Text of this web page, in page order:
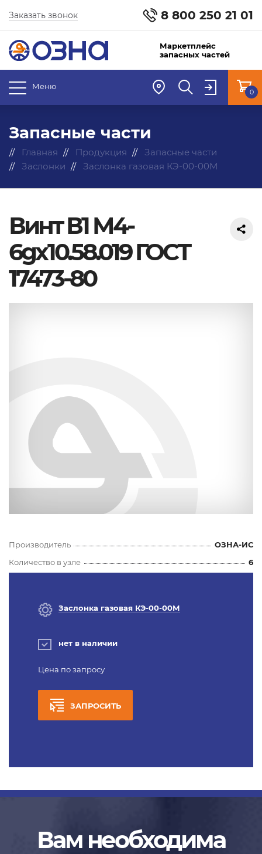
8 800 250 21 01
Заказать звонок
Маркетплейс
запасных частей
Меню
0
Запасные части
Главная Продукция
Запасные части
Заслонки
Заслонка газовая КЭ-00-00М
Винт В1 М4-
6gх10.58.019 ГОСТ
17473-80
Производитель
ОЗНА-ИС
Количество в узле
6
Заслонка газовая КЭ-00-00М
нет в наличии
Цена по запросу
ЗАПРОСИТЬ
Вам необходима